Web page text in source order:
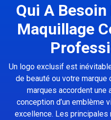
Qui A Besoin
Maquillage
Un logo exclusif est
de beauté ou votre marque
marques accordent une
conception d’un emblème
excellence. Les principales